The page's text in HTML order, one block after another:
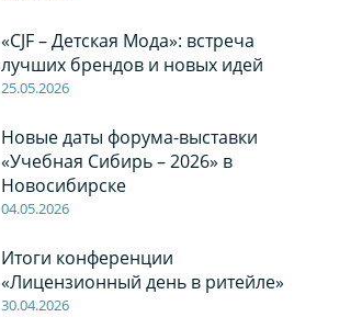
«CJF – Детская Мода»: встреча
лучших брендов и новых идей
25.05.2026
Новые даты форума-выставки
«Учебная Сибирь – 2026» в
Новосибирске
04.05.2026
Итоги конференции
«Лицензионный день в ритейле»
30.04.2026